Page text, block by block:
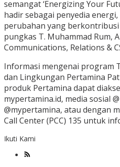
semangat ‘Energizing Your
hadir sebagai penyedia
perubahan yang berkontribusi
pungkas T. Muhammad Rum,
Communications, Relations &
Informasi mengenai program
dan Lingkungan Pertamina
produk Pertamina dapat
mypertamina.id, media sosial
@mypertamina, atau dengan
Call Center (PCC) 135 untuk
Ikuti Kami